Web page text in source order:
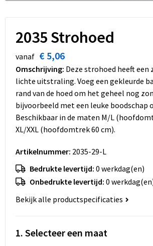
Kledingaccessoires
Schorten en Sloven
Gilets
Restauranttextiel
Hoofdbescherming
Gehoorbescherming
Gereedschap
Ademhalingsbescherming
Snoepgoed
Spellen voor binnen en buiten
Sport
Veiligheid, Auto en Fiets
Vrije tijd en Strand
Promotietassen
Boodschappentassen
Reistassen
Schoudertassen
Toilettassen
Koffers en Trolleys
Sporttassen
Schoenentassen
Koeltassen en Koelboxen
2035 Strohoed
vanaf € 5,06
Omschrijving: Deze strohoed heeft een
lichte uitstraling. Voeg een gekleurde
rand van de hoed om het geheel nog
bijvoorbeeld met een leuke boodschap
Beschikbaar in de maten M/L
XL/XXL (hoofdomtrek 60 cm).
Artikelnummer: 2035-29-L
Bedrukte levertijd: 0 werkdag(en)
Onbedrukte levertijd: 0
Bekijk alle productspecificaties
1. Selecteer een maat